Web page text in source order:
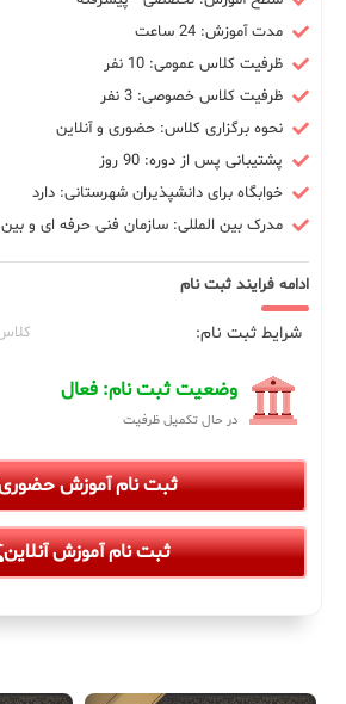
مدت آموزش: 24 ساعت
ظرفیت کلاس عمومی: 10 نفر
ظرفیت کلاس خصوصی: 3 نفر
نحوه برگزاری کلاس: حضوری و آنلاین
پشتیبانی پس از دوره: 90 روز
خوابگاه برای دانشپذیران شهرستانی: دارد
مدرک بین المللی: سازمان فنی حرفه ای و بین
ادامه فرایند ثبت نام
شرایط ثبت نام:
وضعیت ثبت نام: فعال
در حال تکمیل ظرفیت
ثبت نام آموزش
ثبت نام آموزش آنلاین